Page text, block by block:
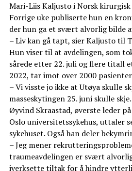
Mari-Liis Kaljusto i Norsk
Forrige uke publiserte hun en
der hun ga et svært alvorlig bilde
– Liv kan gå tapt, sier Kaljusto til
Hun viser til at avdelingen, som
sårede etter 22. juli og flere titall
2022, tar imot over 2000
– Vi visste jo ikke at Utøya skulle
masseskytingen 25. juni skulle skje.
Øyvind Skraastad, øverste leder
Oslo universitetssykehus, uttaler
sykehuset. Også han deler
– Jeg mener
traumeavdelingen er svært
iverksette tiltak for å hindre